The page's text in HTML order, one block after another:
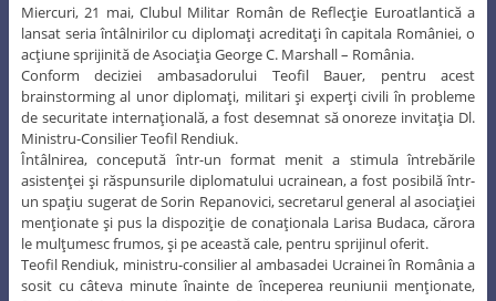
Miercuri, 21 mai, Clubul Militar Român de Reflecţie Euroatlantică a
lansat seria întâlnirilor cu diplomaţi acreditaţi în capitala României, o
acţiune sprijinită de Asociaţia George C. Marshall – România.
Conform deciziei ambasadorului Teofil Bauer, pentru acest
brainstorming al unor diplomaţi, militari şi experţi civili în probleme
de securitate internaţională, a fost desemnat să onoreze invitaţia Dl.
Ministru-Consilier Teofil Rendiuk.
Întâlnirea, concepută într-un format menit a stimula întrebările
asistenţei şi răspunsurile diplomatului ucrainean, a fost posibilă într-
un spaţiu sugerat de Sorin Repanovici, secretarul general al asociaţiei
menţionate şi pus la dispoziţie de conaţionala Larisa Budaca, cărora
le mulţumesc frumos, şi pe această cale, pentru sprijinul oferit.
Teofil Rendiuk, ministru-consilier al ambasadei Ucrainei în România a
sosit cu câteva minute înainte de începerea reuniunii menţionate,